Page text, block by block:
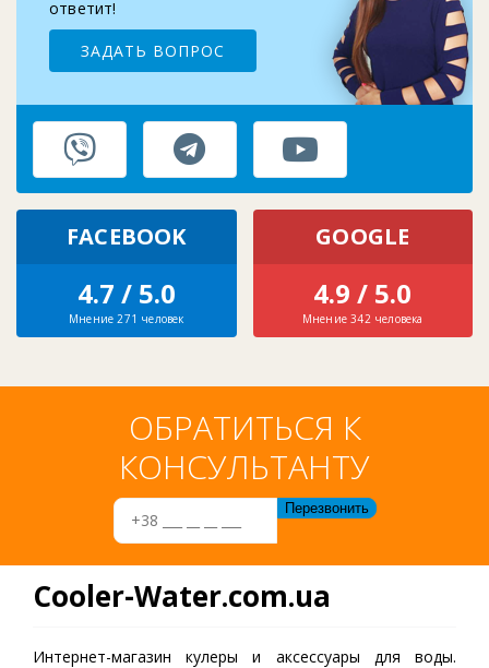
ответит!
ЗАДАТЬ ВОПРОС
FACEBOOK
4.7 / 5.0
Мнение 271 человек
GOOGLE
4.9 / 5.0
Мнение 342 человека
ОБРАТИТЬСЯ К
КОНСУЛЬТАНТУ
Cooler-Water.com.ua
Интернет-магазин кулеры и аксессуары для воды.